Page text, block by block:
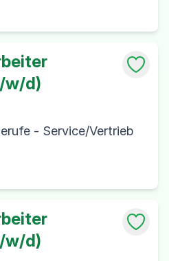
w/d)
- Service/Vertrieb
w/d)